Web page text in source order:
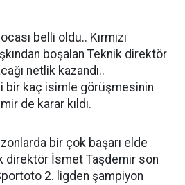
belli oldu.. Kırmızı
boşalan Teknik direktör
netlik kazandı..
bir kaç isimle görüşmesinin
de karar kıldı.
bir çok başarı elde
direktör İsmet Taşdemir son
2. ligden şampiyon